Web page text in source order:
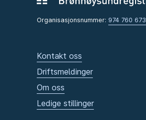
Organisasjonsnummer: 974 760 673
Kontakt oss
Driftsmeldinger
Om oss
Ledige stillinger